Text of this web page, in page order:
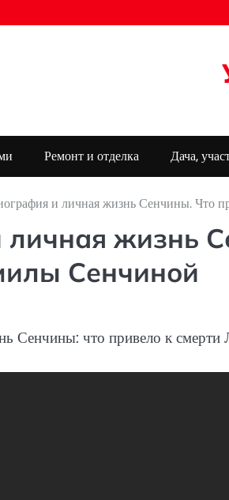
Ремонт и отделка Дача,
и личная жизнь Сенчины. Что
жизнь
Сенчиной